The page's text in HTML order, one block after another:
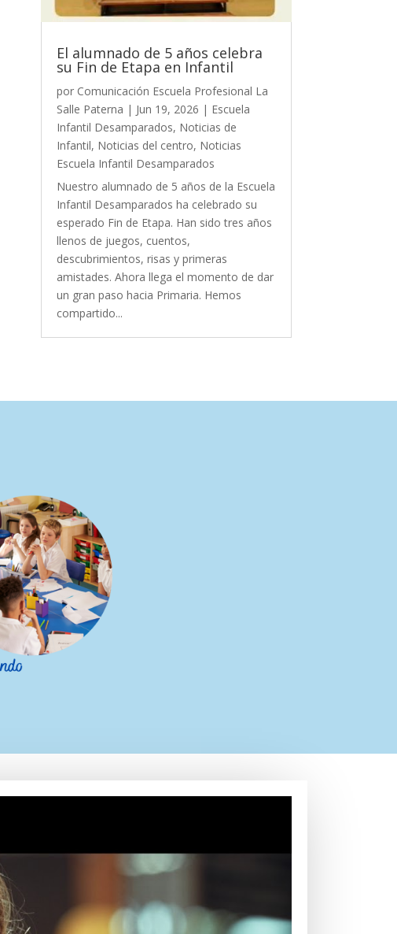
El alumnado de 5 años celebra
su Fin de Etapa en Infantil
por Comunicación Escuela Profesional La
Salle Paterna | Jun 19, 2026 | Escuela
Infantil Desamparados, Noticias de
Infantil, Noticias del centro, Noticias
Escuela Infantil Desamparados
Nuestro alumnado de 5 años de la Escuela
Infantil Desamparados ha celebrado su
esperado Fin de Etapa. Han sido tres años
llenos de juegos, cuentos,
descubrimientos, risas y primeras
amistades. Ahora llega el momento de dar
un gran paso hacia Primaria. Hemos
compartido...